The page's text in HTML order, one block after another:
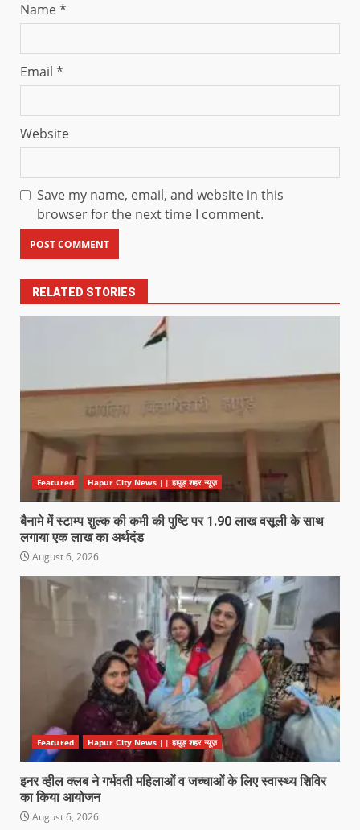
Name*
Email *
Website
Save my name, email, and website in this
browser for the next time I comment.
RELATED STORIES
Featured Hapur City News || हापुड़ शहर न्यूज़
बैनामे में स्टाम्प शुल्क की कमी की पुष्टि पर 1.90 लाख वसूली के साथ
लगाया एक लाख का अर्थदंड
August 6, 2026
Featured Hapur City News || हापुड़ शहर न्यूज़
इनर व्हील क्लब ने गर्भवती महिलाओं व जच्चाओं के लिए स्वास्थ्य शिविर
का किया आयोजन
August 6, 2026